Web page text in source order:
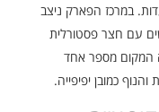
במרכז הפארק ניצב
ה-14, בניין מרשים עם חצר פסטורלית
המקום מספר אחד
כמובן יפיפייה.